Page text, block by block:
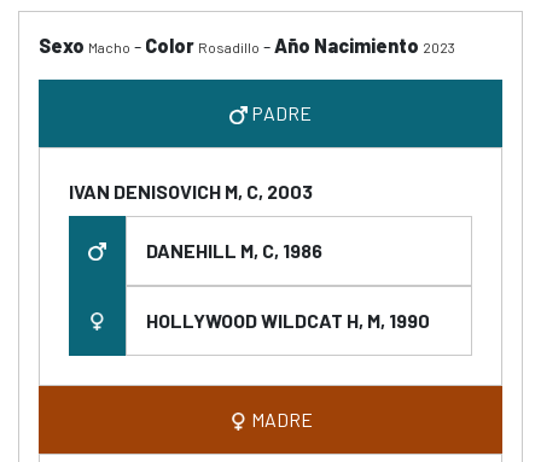
Sexo Macho - Color Rosadillo -Año Nacimiento 2023
PADRE
IVAN DENISOVICH M, C, 2003
DANEHILL M, C, 1986
HOLLYWOOD WILDCAT H, M, 1990
MADRE